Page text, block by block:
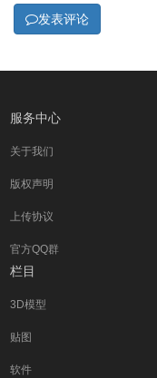
发表评论
服务中心
关于我们
版权声明
上传协议
官方QQ群
栏目
3D模型
贴图
软件